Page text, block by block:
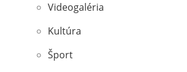
Videogaléria
Kultúra
Šport